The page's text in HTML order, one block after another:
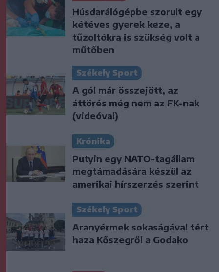
Húsdarálógépbe szorult egy
kétéves gyerek keze, a
tűzoltókra is szükség volt a
műtőben
Székely Sport
A gól már összejött, az
áttörés még nem az FK-nak
(videóval)
Krónika
Putyin egy NATO-tagállam
megtámadására készül az
amerikai hírszerzés szerint
Székely Sport
Aranyérmek sokaságával tért
haza Kőszegről a Godako